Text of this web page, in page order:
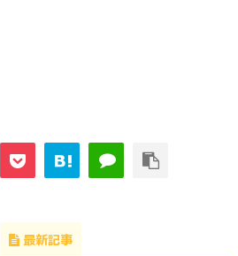
最新記事